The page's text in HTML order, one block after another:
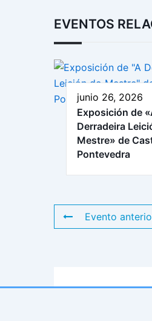
EVENTOS
junio 26, 2026
Exposición de
Derradeira
Mestre» de
Pontevedra
Evento